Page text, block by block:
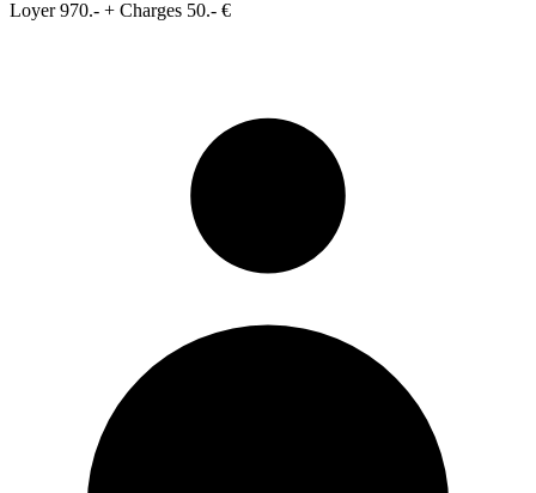
Loyer 970.- + Charges 50.- €